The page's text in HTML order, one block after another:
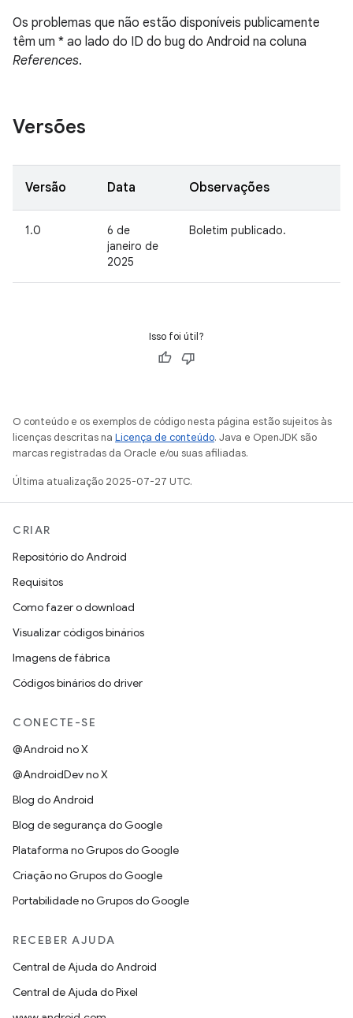
Os problemas que não estão disponíveis publicamente
têm um * ao lado do ID do bug do Android na coluna
References.
Versões
Versão Data Observações
1.0
6 de
janeiro de
2025
Boletim publicado.
Isso foi útil?
O conteúdo e os exemplos de código nesta página estão sujeitos às
licenças descritas na Licença de conteúdo. Java e OpenJDK são
marcas registradas da Oracle e/ou suas afiliadas.
Última atualização 2025-07-27 UTC.
CRIAR
Repositório do Android
Requisitos
Como fazer o download
Visualizar códigos binários
Imagens de fábrica
Códigos binários do driver
CONECTE-SE
@Android no X
@AndroidDev no X
Blog do Android
Blog de segurança do Google
Plataforma no Grupos do Google
Criação no Grupos do Google
Portabilidade no Grupos do Google
RECEBER AJUDA
Central de Ajuda do Android
Central de Ajuda do Pixel